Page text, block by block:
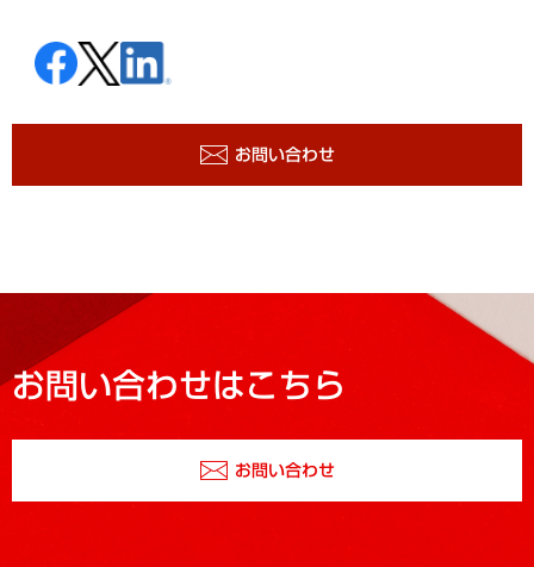
お問い合わせ
お問い合わせはこちら
お問い合わせ